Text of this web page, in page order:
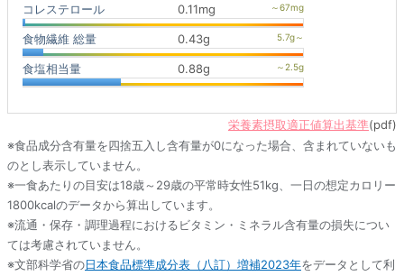
コレステロール
0.11mg
食物繊維 総量 0.43g
食塩相当量 0.88g
栄養素摂取適正値算出基準(pdf)
※食品成分含有量を四捨五入し含有量が0になった場合、含まれていないも
のとし表示していません。
※一食あたりの目安は18歳～29歳の平常時女性51kg、一日の想定カロリー
1800kcalのデータから算出しています。
※流通・保存・調理過程におけるビタミン・ミネラル含有量の損失につい
ては考慮されていません。
※文部科学省の日本食品標準成分表（八訂）増補2023年をデータとして利